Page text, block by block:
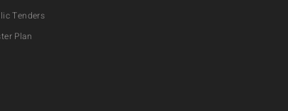
Tenders
Plan